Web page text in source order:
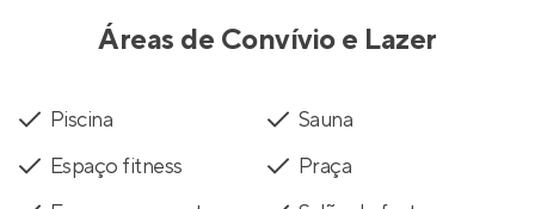
Áreas de Convívio e Lazer
Piscina
Sauna
Espaço fitness
Praça